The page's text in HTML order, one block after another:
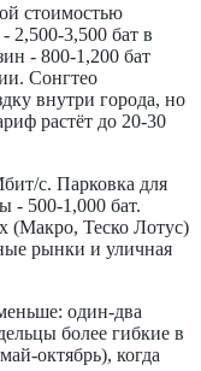
стоимостью
2,500-3,500 бат в
- 800-1,200 бат
Сонгтео
внутри города, но
растёт до 20-30
с. Парковка для
- 500-1,000 бат.
(Макро, Теско Лотус)
рынки и уличная
один-два
более гибкие в
октябрь), когда